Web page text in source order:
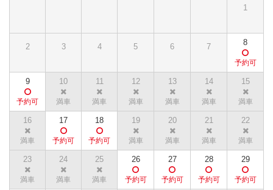
1
2 3 4 5 6 7 8
9 10 11 12 13 14 15
16 17 18 19 20 21 22
23 24 25 26 27 28 29